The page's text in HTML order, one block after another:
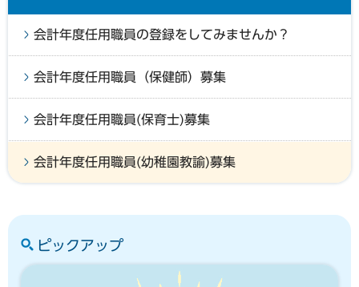
会計年度任用職員の登録をしてみませんか？
会計年度任用職員（保健師）募集
会計年度任用職員(保育士)募集
会計年度任用職員(幼稚園教諭)募集
ピックアップ